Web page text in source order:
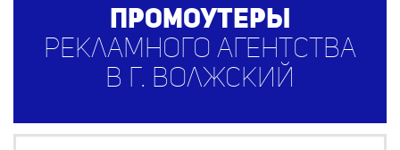
Промоутеры
рекламного агентства
в г. Волжский